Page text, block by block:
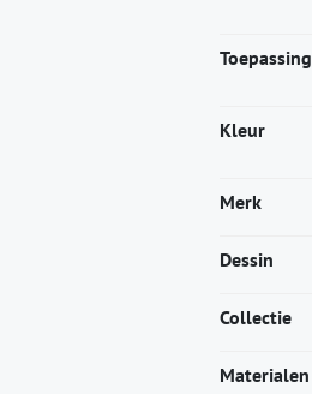
Toepassing
Kleur
Merk
Dessin
Collectie
Materialen